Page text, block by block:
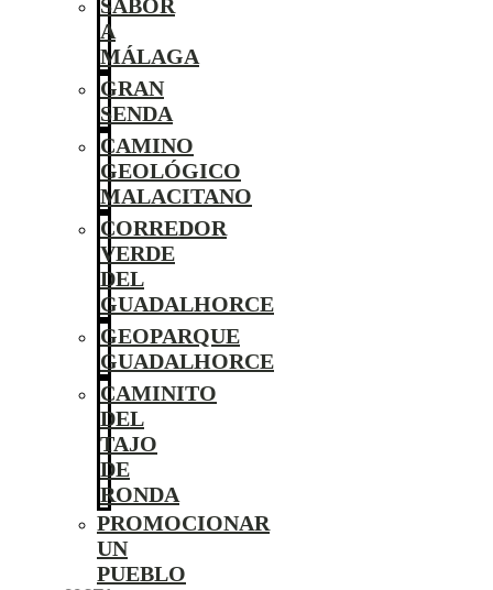
SABOR
A
MÁLAGA
GRAN
SENDA
CAMINO
GEOLÓGICO
MALACITANO
CORREDOR
VERDE
DEL
GUADALHORCE
GEOPARQUE
GUADALHORCE
CAMINITO
DEL
TAJO
DE
RONDA
PROMOCIONAR
UN
PUEBLO